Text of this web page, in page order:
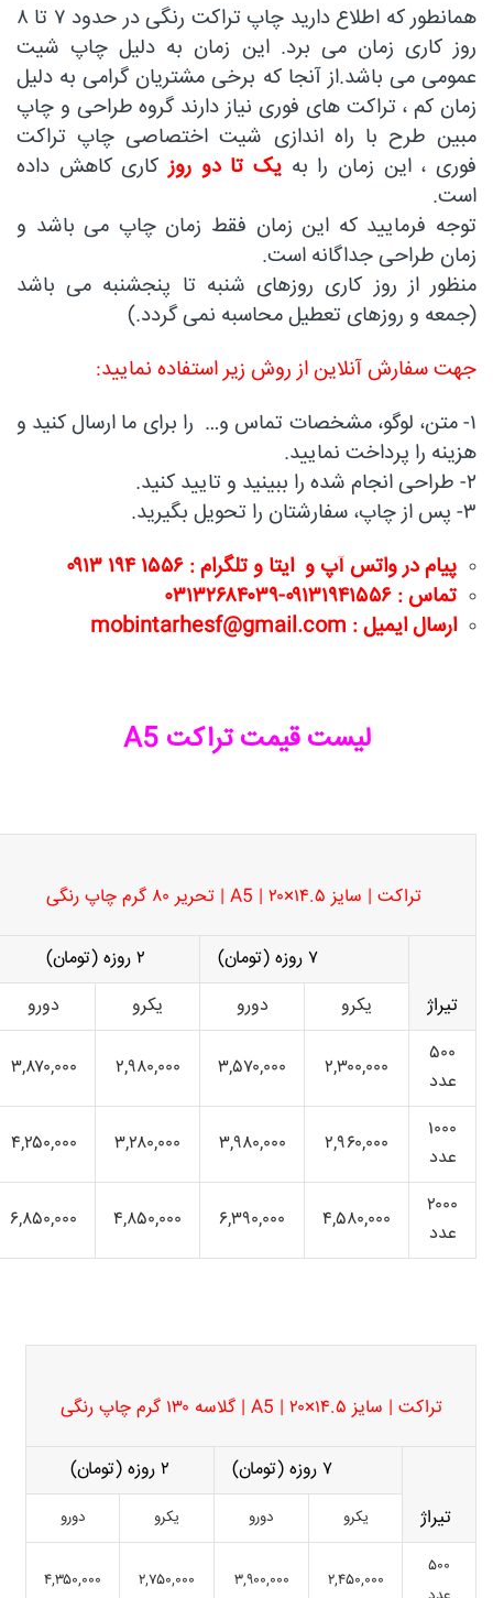
همانطور که اطلاع دارید چاپ تراکت رنگی در حدود ۷ تا ۸
روز کاری زمان می برد. این زمان به دلیل چاپ شیت
عمومی می باشد.از آنجا که برخی مشتریان گرامی به دلیل
زمان کم ، تراکت های فوری نیاز دارند گروه طراحی و چاپ
مبین طرح با راه اندازی شیت اختصاصی چاپ تراکت
فوری ، این زمان را به یک تا دو روزکاری کاهش داده
است.
توجه فرمایید که این زمان فقط زمان چاپ می باشد و
زمان طراحی جداگانه است.
منظور از روز کاری روزهای شنبه تا پنجشنبه می باشد
(جمعه و روزهای تعطیل محاسبه نمی گردد.)
جهت سفارش آنلاین از روش زیر استفاده نمایید:
۱- متن، لوگو، مشخصات تماس و… را برای ما ارسال کنید و
هزینه را پرداخت نمایید.
۲- طراحی انجام شده را ببینید و تایید کنید.
۳- پس از چاپ، سفارشتان را تحویل بگیرید.
پیام درواتس آپ و ایتا و تلگرام : ۱۵۵۶ ۱۹۴ ۰۹۱۳
تماس : ۰۹۱۳۱۹۴۱۵۵۶-۰۳۱۳۲۶۸۴۰۳۹
ارسال ایمیل : mobintarhesf@gmail.com
لیست قیمت تراکت A5
تراکت | سایز ۱۴.۵×۲۰ | A5 | تحریر ۸۰ گرم چاپ رنگی
تیراژ
۷ روزه (تومان)
۲ روزه (تومان)
یکرو
دورو یکرو
دورو
۵۰۰
عدد
۲,۳۰۰,۰۰۰ ۳,۵۷۰,۰۰۰ ۲,۹۸۰,۰۰۰ ۳,۸۷۰,۰۰۰
۱۰۰۰
عدد
۲,۹۶۰,۰۰۰ ۳,۹۸۰,۰۰۰ ۳,۲۸۰,۰۰۰ ۴,۲۵۰,۰۰۰
۲۰۰۰
عدد
۴,۵۸۰,۰۰۰ ۶,۳۹۰,۰۰۰ ۴,۸۵۰,۰۰۰ ۶,۸۵۰,۰۰۰
تراکت | سایز ۱۴.۵×۲۰ | A5 | گلاسه ۱۳۰ گرم چاپ رنگی
تیراژ
۷ روزه (تومان) ۲ روزه (تومان)
یکرو دورو یکرو دورو
۵۰۰
۲,۴۵۰,۰۰۰ ۳,۹۰۰,۰۰۰ ۲,۷۵۰,۰۰۰ ۴,۳۵۰,۰۰۰